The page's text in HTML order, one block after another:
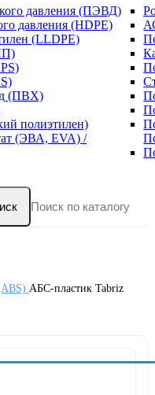
давления (ПЭВД)
давления (HDPE)
(LLDPE)
(ПВХ)
полиэтилен)
(ЭВА, EVA) /
АБС-пластик Tabriz